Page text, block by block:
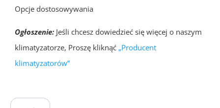
Opcje dostosowywania
Ogłoszenie: Jeśli chcesz dowiedzieć się więcej o naszym
klimatyzatorze, Proszę kliknąć „Producent
klimatyzatorów”